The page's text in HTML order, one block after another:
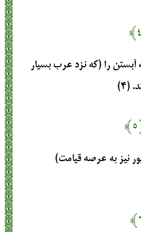
آبستن را (که نزد عرب بسیار
(۴)
نیز به عرصه قیامت)